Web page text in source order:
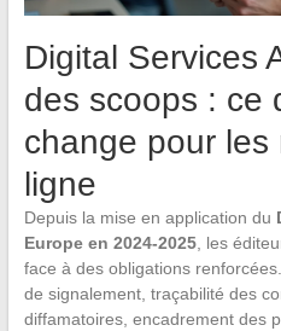
Digital Services
des scoops : ce
change pour les
ligne
Depuis la mise en application du
Europe en 2024-2025, les
face à des obligations
de signalement, traçabilité des
diffamatoires, encadrement des